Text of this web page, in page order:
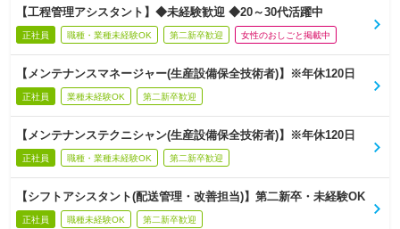
【工程管理アシスタント】◆未経験歓迎 ◆20～30代活躍中
正社員 職種・業種未経験OK 第二新卒歓迎 女性のおしごと掲載中
【メンテナンスマネージャー(生産設備保全技術者)】※年休120日
正社員 業種未経験OK 第二新卒歓迎
【メンテナンステクニシャン(生産設備保全技術者)】※年休120日
正社員 職種・業種未経験OK 第二新卒歓迎
【シフトアシスタント(配送管理・改善担当)】第二新卒・未経験OK
正社員 職種未経験OK 第二新卒歓迎